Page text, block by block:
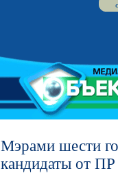
Мэрами шести
кандидаты от ПР